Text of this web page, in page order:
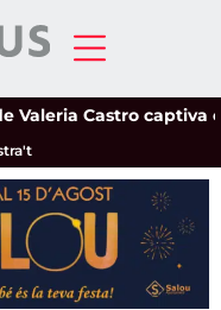
Castro captiva el